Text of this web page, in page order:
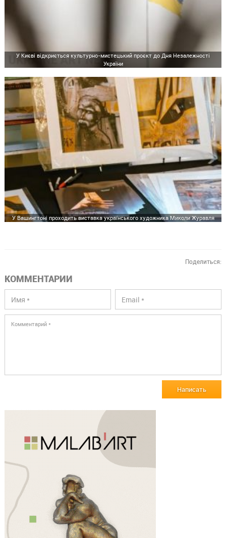
У Києві відкриється культурно-мистецький проєкт до Дня Незалежності
України
У Вашингтоні проходить виставка українського художника Миколи Журавля
Поделиться:
КОММЕНТАРИИ
Написать